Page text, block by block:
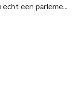
Stand.nl: Er moet nu echt een parlementaire enquête komen naar de Belastingdienst